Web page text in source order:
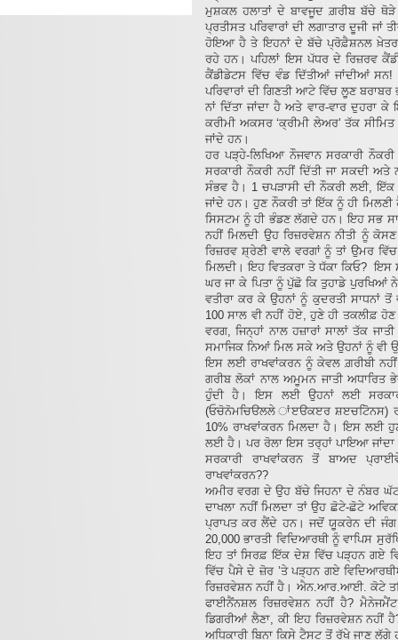
ਮੁਸ਼ਕਲ ਹਲਾਤਾਂ ਦੇ ਬਾਵਜੂਦ ਗ਼ਰੀਬ ਬੱਚੇ
ਪ੍ਰਤੀਸਤ ਪਰਿਵਾਰਾਂ ਦੀ ਲਗਾਤਾਰ ਦੂਜੀ
ਹੋਇਆ ਹੈ ਤੇ ਇਹਨਾਂ ਦੇ ਬੱਚੇ ਪ੍ਰੋਫ਼ੈਸ਼ਨਲ ਖ਼ੇਤਰਾਂ
ਰਹੇ ਹਨ। ਪਹਿਲਾਂ ਇਸ ਪੱਧਰ ਦੇ ਰਿਜ਼ਰਵ
ਕੈਂਡੀਡੇਟਸ ਵਿੱਚ ਵੰਡ ਦਿੱਤੀਆਂ ਜਾਂਦੀਆਂ ਸਨ!
ਪਰਿਵਾਰਾਂ ਦੀ ਗਿਣਤੀ ਆਟੇ ਵਿੱਚ ਲੂਣ
ਨਾਂ ਦਿੱਤਾ ਜਾਂਦਾ ਹੈ ਅਤੇ ਵਾਰ-ਵਾਰ ਦੁਹਰਾ ਕੇ
ਕਰੀਮੀ ਅਕਸਰ ‘ਕ੍ਰੀਮੀ ਲੇਅਰ’ ਤੱਕ
ਜਾਂਦੇ ਹਨ।
ਹਰ ਪੜ੍ਹੇ-ਲਿਖਿਆ ਨੌਜਵਾਨ ਸਰਕਾਰੀ
ਸਰਕਾਰੀ ਨੌਕਰੀ ਨਹੀਂ ਦਿੱਤੀ ਜਾ ਸਕਦੀ
ਸੰਭਵ ਹੈ। 1 ਚਪੜਾਸੀ ਦੀ ਨੌਕਰੀ ਲਈ, ਇੱਕ
ਜਾਂਦੇ ਹਨ। ਹੁਣ ਨੌਕਰੀ ਤਾਂ ਇੱਕ ਨੂੰ ਹੀ
ਸਿਸਟਮ ਨੂੰ ਹੀ ਭੰਡਣ ਲੱਗਦੇ ਹਨ। ਇਹ ਸਭ ਸਾਰੇ
ਨਹੀਂ ਮਿਲਦੀ ਉਹ ਰਿਜ਼ਰਵੇਸ਼ਨ ਨੀਤੀ ਨੂੰ
ਰਿਜ਼ਰਵ ਸ਼੍ਰੇਣੀ ਵਾਲੇ ਵਰਗਾਂ ਨੂੰ ਤਾਂ ਉਮਰ
ਮਿਲਦੀ। ਇਹ ਵਿਤਕਰਾ ਤੇ ਧੱਕਾ ਕਿਓ? ਇਸ
ਘਰ ਜਾ ਕੇ ਪਿਤਾ ਨੂੰ ਪੁੱਛੋ ਕਿ ਤੁਹਾਡੇ ਪੁਰਖਿਆਂ
ਵਤੀਰਾ ਕਰ ਕੇ ਉਹਨਾਂ ਨੂੰ ਕੁਦਰਤੀ ਸਾਧਨਾਂ
100 ਸਾਲ ਵੀ ਨਹੀਂ ਹੋਏ, ਹੁਣੇ ਹੀ ਤਕਲੀਫ਼
ਵਰਗ, ਜਿਨ੍ਹਾਂ ਨਾਲ ਹਜ਼ਾਰਾਂ ਸਾਲਾਂ ਤੱਕ
ਸਮਾਜਿਕ ਨਿਆਂ ਮਿਲ ਸਕੇ ਅਤੇ ਉਹਨਾਂ ਨੂੰ ਵੀ
ਇਸ ਲਈ ਰਾਖਵਾਂਕਰਨ ਨੂੰ ਕੇਵਲ ਗ਼ਰੀਬੀ
ਗਰੀਬ ਲੋਕਾਂ ਨਾਲ ਅਮੂਮਨ ਜਾਤੀ ਅਧਾਰਿਤ
ਹੁੰਦੀ ਹੈ। ਇਸ ਲਈ ਉਹਨਾਂ ਲਈ ਸਰਕਾਰ
(ਓਚੋਨੋਮਚਿੳਲਲੇ ਾਂੲੳਕੲਰ ਸ਼ੲਚਟੋਿਨਸ)
10% ਰਾਖਵਾਂਕਰਨ ਮਿਲਦਾ ਹੈ। ਇਸ ਲਈ
ਲਈ ਹੈ। ਪਰ ਰੋਲਾ ਇਸ ਤਰ੍ਹਾਂ ਪਾਇਆ
ਸਰਕਾਰੀ ਰਾਖਵਾਂਕਰਨ ਤੋਂ ਬਾਅਦ
ਰਾਖਵਾਂਕਰਨ??
ਅਮੀਰ ਵਰਗ ਦੇ ਉਹ ਬੱਚੇ ਜਿਹਨਾ ਦੇ ਨੰਬਰ
ਦਾਖਲਾ ਨਹੀਂ ਮਿਲਦਾ ਤਾਂ ਉਹ ਛੋਟੇ-ਛੋਟੇ
ਪ੍ਰਾਪਤ ਕਰ ਲੈਂਦੇ ਹਨ। ਜਦੋਂ ਯੂਕਰੇਨ ਦੀ
20,000 ਭਾਰਤੀ ਵਿਦਿਆਰਥੀ ਨੂੰ ਵਾਪਿਸ
ਇਹ ਤਾਂ ਸਿਰਫ਼ ਇੱਕ ਦੇਸ਼ ਵਿੱਚ ਪੜ੍ਹਨ ਗਏ
ਵਿੱਚ ਪੈਸੇ ਦੇ ਜ਼ੋਰ ’ਤੇ ਪੜ੍ਹਨ ਗਏ
ਰਿਜ਼ਰਵੇਸ਼ਨ ਨਹੀਂ ਹੈ। ਐਨ.ਆਰ.ਆਈ. ਕੋਟੇ
ਫਾਈਨੈਂਨਸ਼ਲ ਰਿਜ਼ਰਵੇਸ਼ਨ ਨਹੀਂ ਹੈ?
ਡਿਗਰੀਆਂ ਲੈਣਾ, ਕੀ ਇਹ ਰਿਜ਼ਰਵੇਸ਼ਨ
ਅਧਿਕਾਰੀ ਬਿਨਾ ਕਿਸੇ ਟੈਸਟ ਤੋਂ ਰੱਖੇ ਜਾਣ